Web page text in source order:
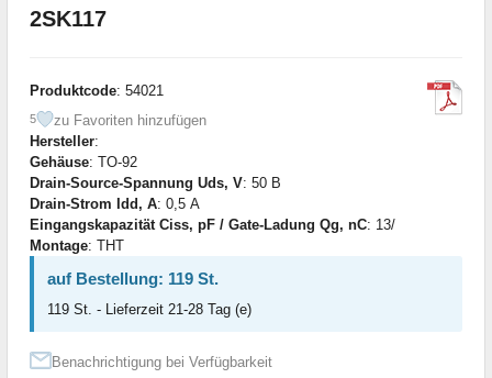
2SK117
Produktcode: 54021
5
zu Favoriten hinzufügen
Hersteller:
Gehäuse: TO-92
Drain-Source-Spannung Uds, V: 50 В
Drain-Strom Idd, A: 0,5 А
Eingangskapazität Ciss, pF / Gate-Ladung Qg, nC: 13/
Montage: THT
auf Bestellung: 119 St.
119 St. - Lieferzeit 21-28 Tag (e)
Benachrichtigung bei Verfügbarkeit